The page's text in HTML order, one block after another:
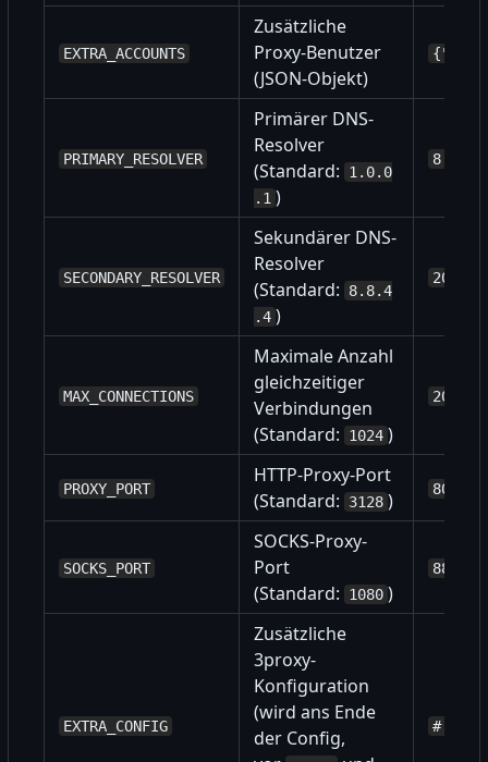
EXTRA_ACCOUNTS
Zusätzliche
Proxy-Benutzer
(JSON-Objekt)
PRIMARY_RESOLVER
Primärer DNS-
Resolver
(Standard:
1.0.0
.1 )
SECONDARY_RESOLVER
Sekundärer DNS-
Resolver
(Standard:
8.8.4
.4 )
MAX_CONNECTIONS
Maximale Anzahl
gleichzeitiger
Verbindungen
(Standard:
1024 )
2056
PROXY_PORT
HTTP-Proxy-Port
(Standard:
3128 ) 8080
SOCKS_PORT
SOCKS-Proxy-
Port
(Standard:
1080 )
8888
EXTRA_CONFIG
Zusätzliche
3proxy-
Konfiguration
(wird ans Ende
der Config,
#